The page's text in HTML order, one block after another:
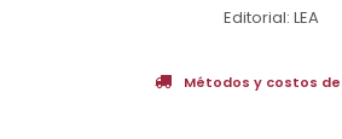
Editorial: LEA
Métodos y costos